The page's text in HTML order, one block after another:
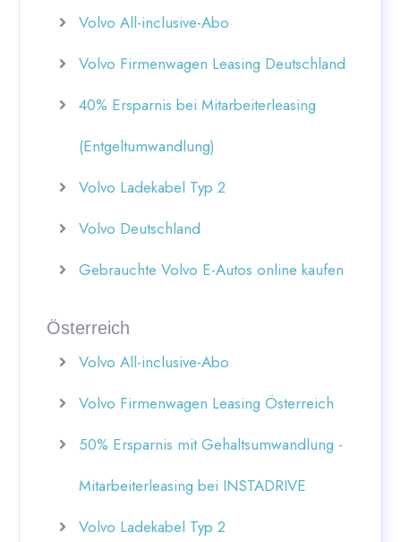
Volvo All-inclusive-Abo
Volvo Firmenwagen Leasing Deutschland
40% Ersparnis bei Mitarbeiterleasing
(Entgeltumwandlung)
Volvo Ladekabel Typ 2
Volvo Deutschland
Gebrauchte Volvo E-Autos online kaufen
Österreich
Volvo All-inclusive-Abo
Volvo Firmenwagen Leasing Österreich
50% Ersparnis mit Gehaltsumwandlung -
Mitarbeiterleasing bei INSTADRIVE
Volvo Ladekabel Typ 2